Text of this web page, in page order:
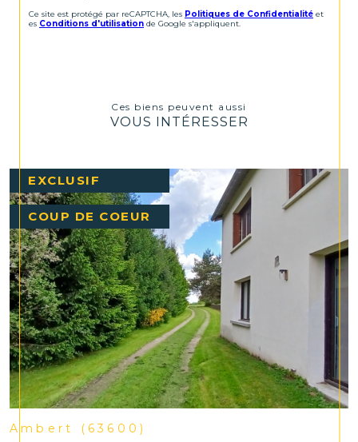
Ce site est protégé par reCAPTCHA, les Politiques de Confidentialité et
es Conditions d'utilisation de Google s'appliquent.
Ces biens peuvent aussi
VOUS INTÉRESSER
EXCLUSIF
COUP DE COEUR
Ambert (63600)